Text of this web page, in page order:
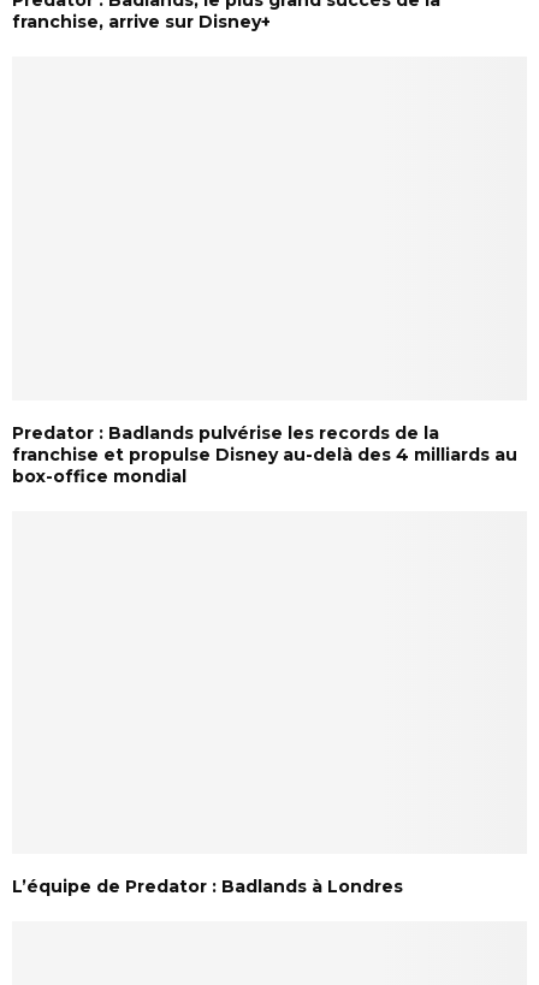
franchise, arrive sur Disney+
Predator : Badlands pulvérise les records de la
franchise et propulse Disney au-delà des 4 milliards au
box-office mondial
L’équipe de Predator : Badlands à Londres